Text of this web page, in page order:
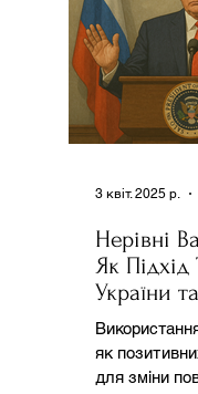
Нерівні
Як
України
під
як
для зміни
3 квіт. 2025 р.